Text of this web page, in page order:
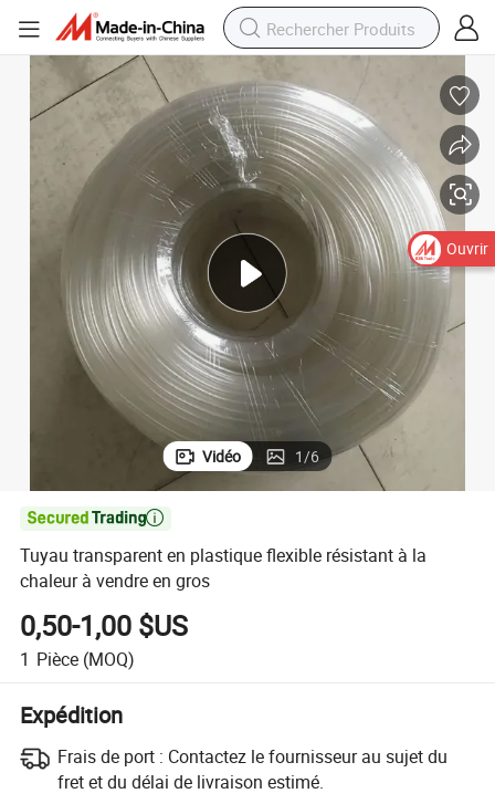
Vidéo 1/6

Tuyau transparent en plastique flexible résistant à la
chaleur à vendre en gros
0,50-1,00 $US
1 Pièce (MOQ)
Expédition
Frais de port : Contactez le fournisseur au sujet du
fret et du délai de livraison estimé.
Ouvrir